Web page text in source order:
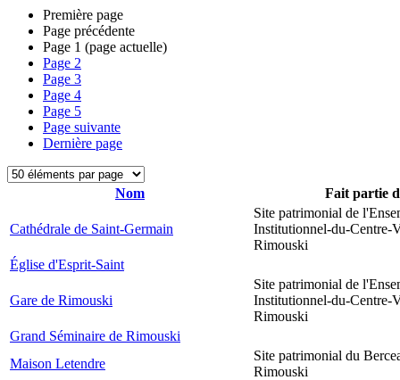
Première page
Page précédente
Page 1 (page actuelle)
Page 2
Page 3
Page 4
Page 5
Page suivante
Dernière page
Nom Fait partie
Cathédrale de Saint-Germain
Site patrimonial de
Institutionnel-du-Centre-
Rimouski
Église d'Esprit-Saint
Gare de Rimouski
Site patrimonial de
Institutionnel-du-Centre-
Rimouski
Grand Séminaire de Rimouski
Maison Letendre
Site patrimonial du
Rimouski